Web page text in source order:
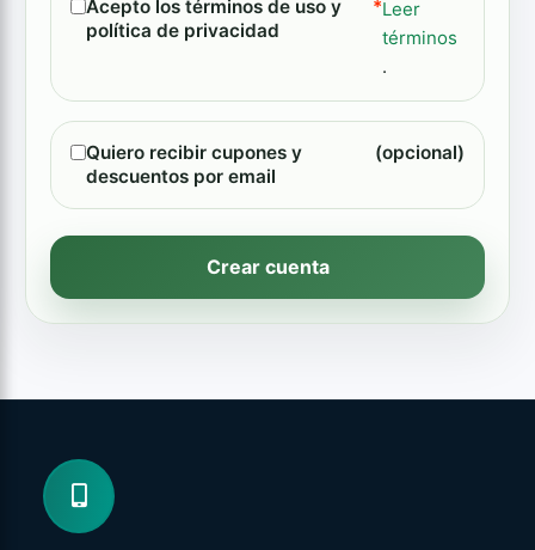
Acepto los términos de uso y
política de privacidad
*Leer
términos
.
Quiero recibir cupones y
descuentos por email
(opcional)
Crear cuenta